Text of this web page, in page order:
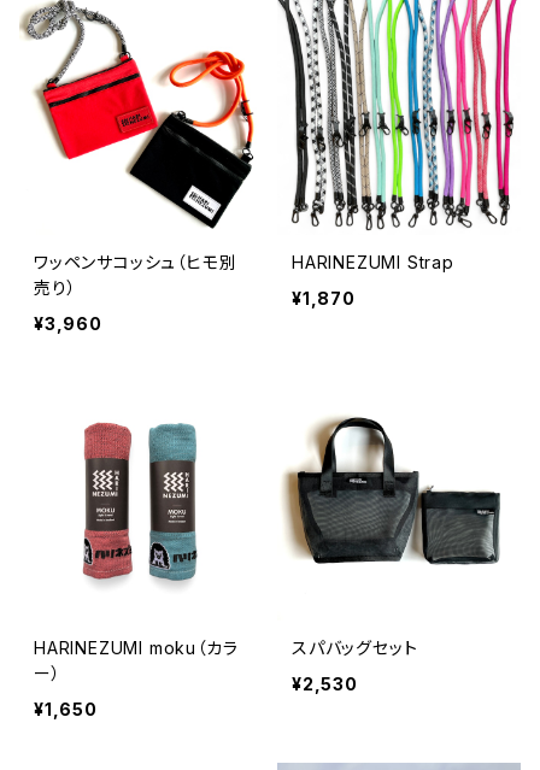
ワッペンサコッシュ（ヒモ別
売り）
¥3,960
HARINEZUMI Strap
¥1,870
HARINEZUMI moku（カラ
ー）
¥1,650
スパバッグセット
¥2,530